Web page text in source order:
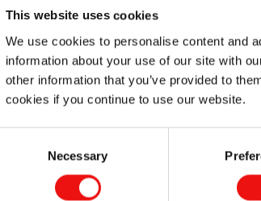
This website uses cookies
We use cookies to personalise content and
information about your use of our site with
other information that you’ve provided to
cookies if you continue to use our website.
Necessary
园作为建造大型工厂的潜在场地。
■ 生物碳是生产碳中性金属过程中的潜在突
■ 能源回收意味着可以实现更低排放和更高
可持续发展议程和成果